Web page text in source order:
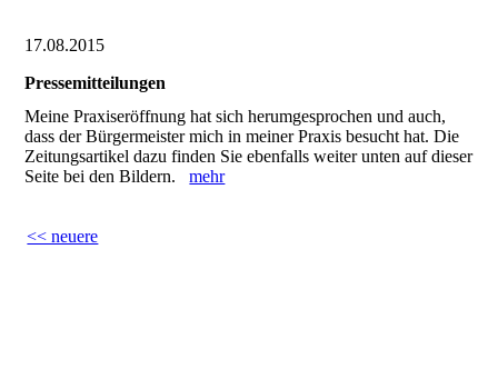
17.08.2015
Pressemitteilungen
Meine Praxiseröffnung hat sich herumgesprochen und auch,
dass der Bürgermeister mich in meiner Praxis besucht hat. Die
Zeitungsartikel dazu finden Sie ebenfalls weiter unten auf dieser
Seite bei den Bildern.mehr
<< neuere